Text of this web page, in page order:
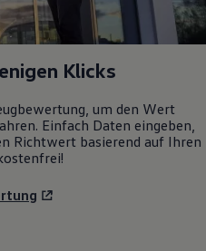
Klicks
um den Wert
Einfach Daten eingeben,
Richtwert basierend auf Ihren